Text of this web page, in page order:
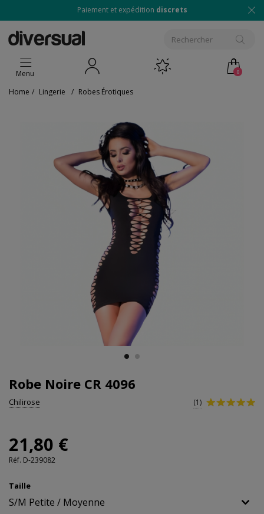
Paiement et expédition discrets
0
Menu
Home / Lingerie / Robes Érotiques
Robe Noire CR 4096
Chilirose (1)
21,80 €
Réf. D-239082
Taille